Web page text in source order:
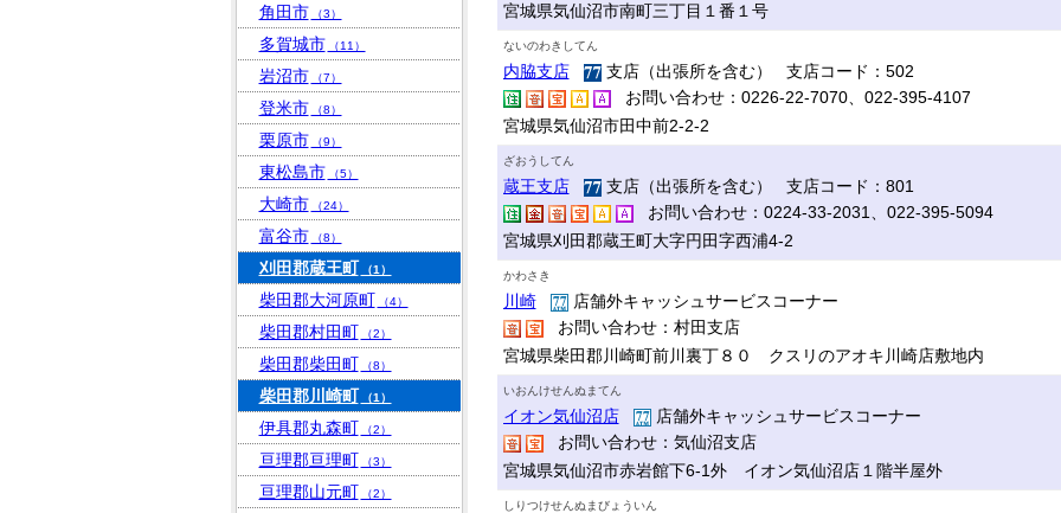
宮城県気仙沼市南町三丁目１番１号
ないのわきしてん
内脇支店
支店（出張所を含む） 支店コード：502
お問い合わせ：0226-22-7070、022-395-4107
宮城県気仙沼市田中前2-2-2
ざおうしてん
蔵王支店
支店（出張所を含む） 支店コード：801
お問い合わせ：0224-33-2031、022-395-5094
宮城県刈田郡蔵王町大字円田字西浦4-2
かわさき
川崎
店舗外キャッシュサービスコーナー
お問い合わせ：村田支店
宮城県柴田郡川崎町前川裏丁８０ クスリのアオキ川崎店敷地内
いおんけせんぬまてん
イオン気仙沼店
店舗外キャッシュサービスコーナー
お問い合わせ：気仙沼支店
宮城県気仙沼市赤岩館下6-1外 イオン気仙沼店１階半屋外
しりつけせんぬまびょういん
角田市 （3）
多賀城市 （11）
岩沼市 （7）
登米市 （8）
栗原市 （9）
東松島市 （5）
大崎市 （24）
富谷市 （8）
刈田郡蔵王町 （1）
柴田郡大河原町 （4）
柴田郡村田町 （2）
柴田郡柴田町 （8）
柴田郡川崎町 （1）
伊具郡丸森町 （2）
亘理郡亘理町 （3）
亘理郡山元町 （2）